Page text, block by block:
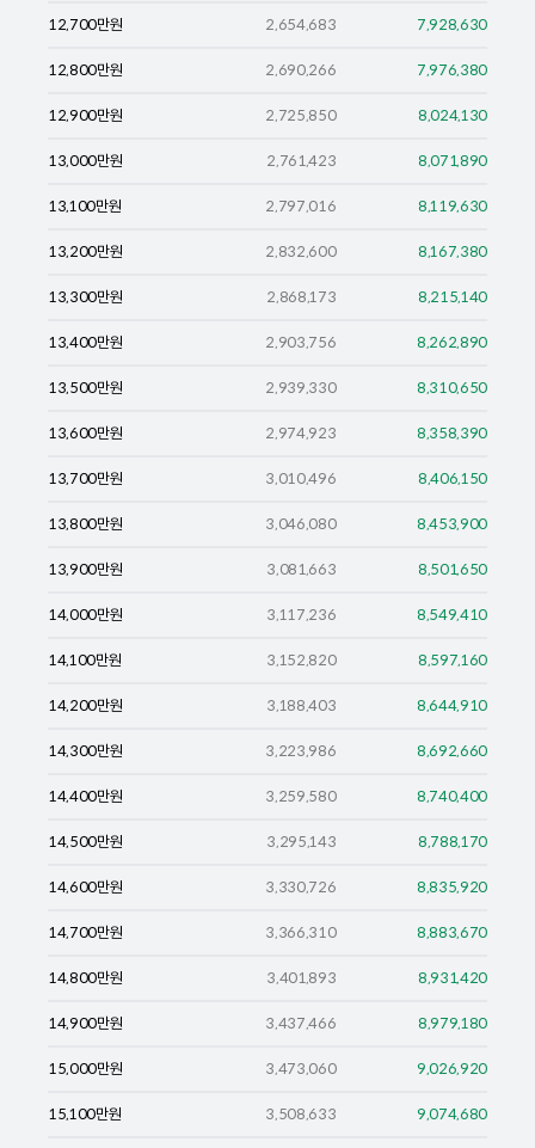
12,700만원 2,654,683 7,928,630
12,800만원 2,690,266 7,976,380
12,900만원 2,725,850 8,024,130
13,000만원 2,761,423 8,071,890
13,100만원 2,797,016 8,119,630
13,200만원 2,832,600 8,167,380
13,300만원 2,868,173 8,215,140
13,400만원 2,903,756 8,262,890
13,500만원 2,939,330 8,310,650
13,600만원 2,974,923 8,358,390
13,700만원 3,010,496 8,406,150
13,800만원 3,046,080 8,453,900
13,900만원 3,081,663 8,501,650
14,000만원 3,117,236 8,549,410
14,100만원 3,152,820 8,597,160
14,200만원 3,188,403 8,644,910
14,300만원 3,223,986 8,692,660
14,400만원 3,259,580 8,740,400
14,500만원 3,295,143 8,788,170
14,600만원 3,330,726 8,835,920
14,700만원 3,366,310 8,883,670
14,800만원 3,401,893 8,931,420
14,900만원 3,437,466 8,979,180
15,000만원 3,473,060 9,026,920
15,100만원 3,508,633 9,074,680